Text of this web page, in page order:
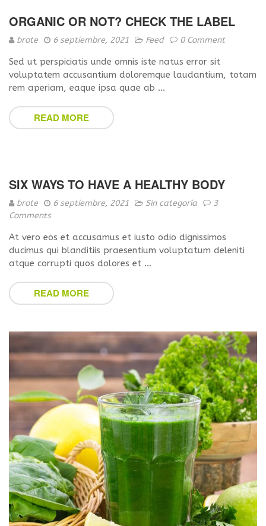
ORGANIC OR NOT? CHECK THE LABEL
brote 6 septiembre, 2021 Feed 0 Comment
Sed ut perspiciatis unde omnis iste natus error sit
voluptatem accusantium doloremque laudantium, totam
rem aperiam, eaque ipsa quae ab …
READ MORE
SIX WAYS TO HAVE A HEALTHY BODY
brote 6 septiembre, 2021 Sin categoría
3
Comments
At vero eos et accusamus et iusto odio dignissimos
ducimus qui blanditiis praesentium voluptatum deleniti
atque corrupti quos dolores et …
READ MORE